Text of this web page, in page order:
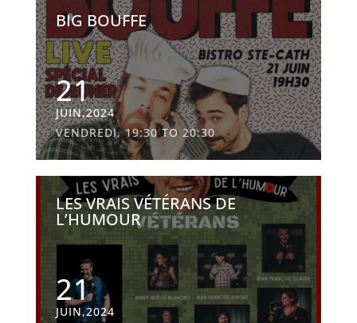
BIG BOUFFE
21
JUIN,2024
VENDREDI, 19:30 TO 20:30
LES VRAIS VÉTÉRANS DE
L’HUMOUR
21
JUIN,2024